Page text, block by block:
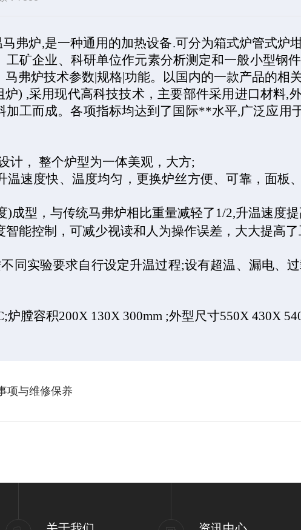
弗炉,是一种通用的加热设备.可分为箱式炉管式炉
矿企业、科研单位作元素分析测定和一般小型钢
马弗炉技术参数|规格|功能。以国内的一款产品的相
炉) ,采用现代高科技技术，主要部件采用进口材料,
工而成。各项指标均达到了国际**水平,广泛应用
计， 整个炉型为一体美观，大方;
温速度快、温度均匀，更换炉丝方便、可靠，面
)成型，与传统马弗炉相比重量减轻了 1/2,升温速度
智能控制，可减少视读和人为操作误差，大大提高
同实验要求自行设定升温过程;设有超温、漏电、
炉膛容积200X 130X 300mm ;外型尺寸550X 430X
项与维修保养